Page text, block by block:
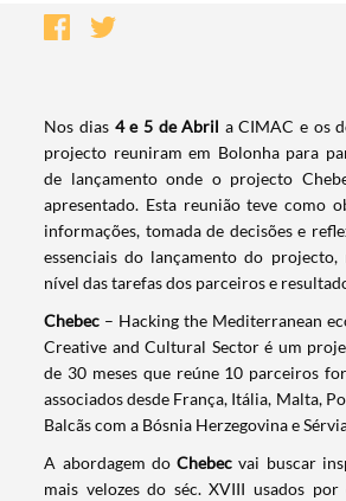
​​Nos dias 4 e 5 de Abril a CIMAC e os
projecto reuniram em Bolonha para
de lançamento onde o projecto
apresentado. Esta reunião teve como
informações, tomada de decisões e
essenciais do lançamento do projecto,
nível das tarefas dos parceiros e
Chebec – Hacking the Mediterranean
Creative and Cultural Sector é um
de 30 meses que reúne 10 parceiros
associados desde França, Itália, Malta,
Balcãs com a Bósnia Herzegovina e
A abordagem doChebec vai buscar
mais velozes do séc. XVIII usados por